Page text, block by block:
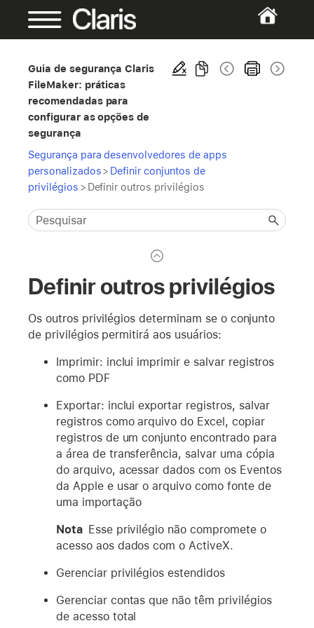
Guia de segurança Claris
FileMaker: práticas
recomendadas para
configurar as opções de
segurança
Segurança para desenvolvedores de apps
personalizados> Definir conjuntos de
privilégios > Definir outros privilégios
Definir outros privilégios
Os outros privilégios determinam se o conjunto
de privilégios permitirá aos usuários:
Imprimir: inclui imprimir e salvar registros
como PDF
Exportar: inclui exportar registros, salvar
registros como arquivo do Excel, copiar
registros de um conjunto encontrado para
a área de transferência, salvar uma cópia
do arquivo, acessar dados com os Eventos
da Apple e usar o arquivo como fonte de
uma importação
Nota Esse privilégio não compromete o
acesso aos dados com o ActiveX.
Gerenciar privilégios estendidos
Gerenciar contas que não têm privilégios
de acesso total